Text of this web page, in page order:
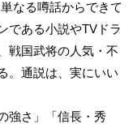
なる噂話からできて
である小説やTVドラ
戦国武将の人気・不
。通説は、実にいい
強さ」「信長・秀